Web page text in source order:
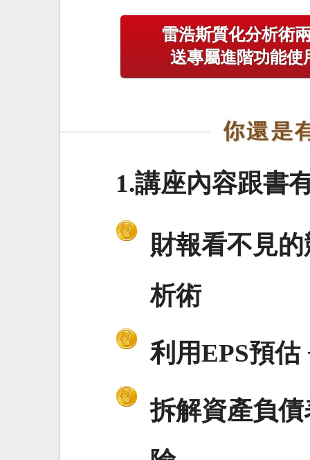
雷浩斯質化分析術
送專屬進階功能使
1.講座內容跟書
財報看不見
析術
利用EPS預
拆解資產負